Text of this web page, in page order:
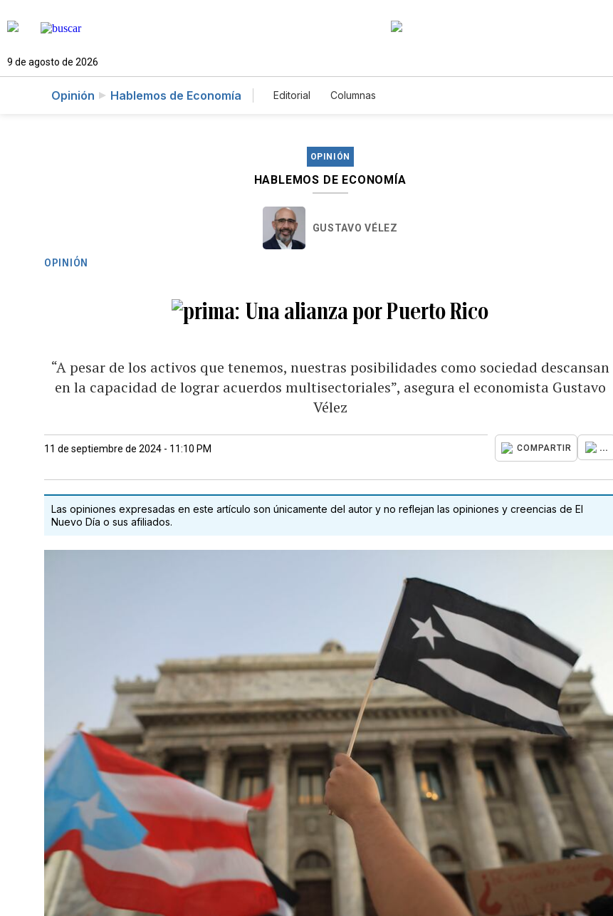
9 de agosto de 2026
Opinión Hablemos de Economía Editorial Columnas
OPINIÓN
HABLEMOS DE ECONOMÍA
GUSTAVO VÉLEZ
OPINIÓN
Una alianza por Puerto Rico
“A pesar de los activos que tenemos, nuestras posibilidades como sociedad descansan
en la capacidad de lograr acuerdos multisectoriales”, asegura el economista Gustavo
Vélez
11 de septiembre de 2024 - 11:10 PM COMPARTIR ...
Las opiniones expresadas en este artículo son únicamente del autor y no reflejan las opiniones y creencias de El
Nuevo Día o sus afiliados.